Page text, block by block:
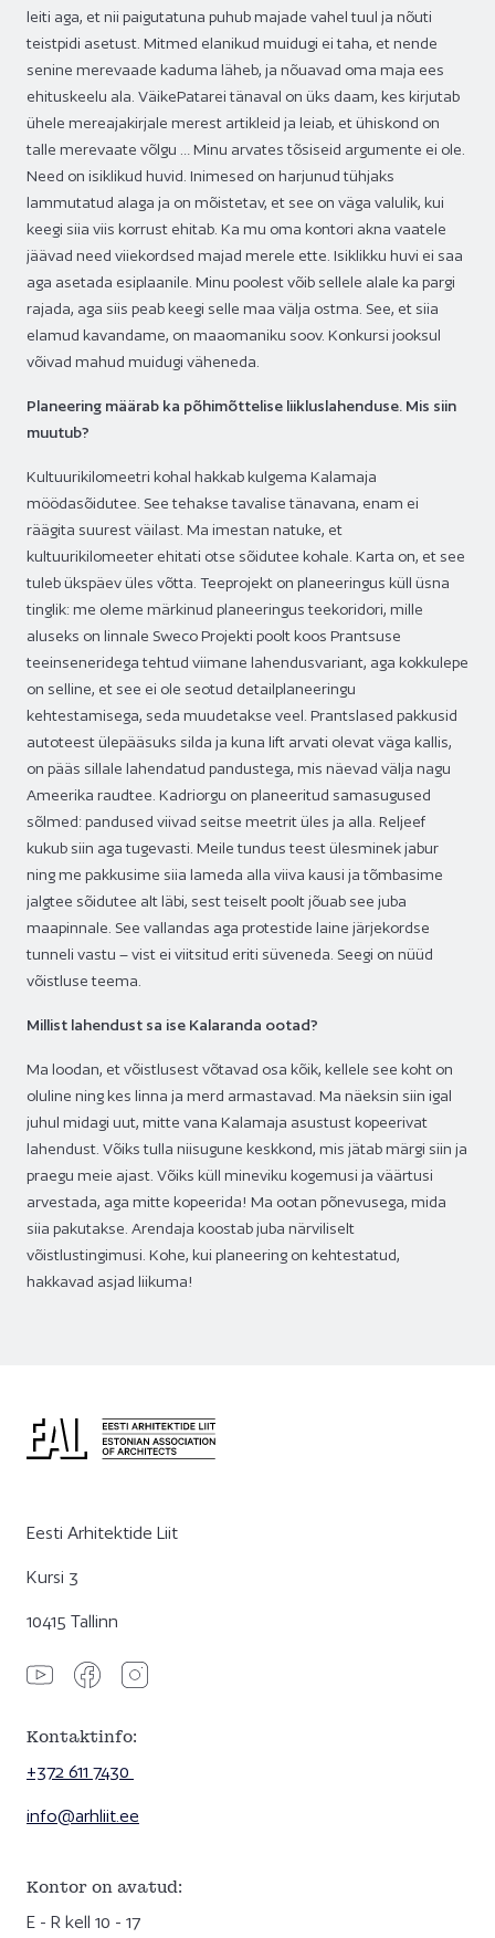
leiti aga, et nii paigutatuna puhub majade vahel tuul ja nõuti
teistpidi asetust. Mitmed elanikud muidugi ei taha, et nende
senine merevaade kaduma läheb, ja nõuavad oma maja ees
ehituskeelu ala. VäikePatarei tänaval on üks daam, kes kirjutab
ühele mereajakirjale merest artikleid ja leiab, et ühiskond on
talle merevaate võlgu … Minu arvates tõsiseid argumente ei ole.
Need on isiklikud huvid. Inimesed on harjunud tühjaks
lammutatud alaga ja on mõistetav, et see on väga valulik, kui
keegi siia viis korrust ehitab. Ka mu oma kontori akna vaatele
jäävad need viiekordsed majad merele ette. Isiklikku huvi ei saa
aga asetada esiplaanile. Minu poolest võib sellele alale ka pargi
rajada, aga siis peab keegi selle maa välja ostma. See, et siia
elamud kavandame, on maaomaniku soov. Konkursi jooksul
võivad mahud muidugi väheneda.
Planeering määrab ka põhimõttelise liikluslahenduse. Mis siin
muutub?
Kultuurikilomeetri kohal hakkab kulgema Kalamaja
möödasõidutee. See tehakse tavalise tänavana, enam ei
räägita suurest väilast. Ma imestan natuke, et
kultuurikilomeeter ehitati otse sõidutee kohale. Karta on, et see
tuleb ükspäev üles võtta. Teeprojekt on planeeringus küll üsna
tinglik: me oleme märkinud planeeringus teekoridori, mille
aluseks on linnale Sweco Projekti poolt koos Prantsuse
teeinseneridega tehtud viimane lahendusvariant, aga kokkulepe
on selline, et see ei ole seotud detailplaneeringu
kehtestamisega, seda muudetakse veel. Prantslased pakkusid
autoteest ülepääsuks silda ja kuna lift arvati olevat väga kallis,
on pääs sillale lahendatud pandustega, mis näevad välja nagu
Ameerika raudtee. Kadriorgu on planeeritud samasugused
sõlmed: pandused viivad seitse meetrit üles ja alla. Reljeef
kukub siin aga tugevasti. Meile tundus teest ülesminek jabur
ning me pakkusime siia lameda alla viiva kausi ja tõmbasime
jalgtee sõidutee alt läbi, sest teiselt poolt jõuab see juba
maapinnale. See vallandas aga protestide laine järjekordse
tunneli vastu – vist ei viitsitud eriti süveneda. Seegi on nüüd
võistluse teema.
Millist lahendust sa ise Kalaranda ootad?
Ma loodan, et võistlusest võtavad osa kõik, kellele see koht on
oluline ning kes linna ja merd armastavad. Ma näeksin siin igal
juhul midagi uut, mitte vana Kalamaja asustust kopeerivat
lahendust. Võiks tulla niisugune keskkond, mis jätab märgi siin ja
praegu meie ajast. Võiks küll mineviku kogemusi ja väärtusi
arvestada, aga mitte kopeerida! Ma ootan põnevusega, mida
siia pakutakse. Arendaja koostab juba närviliselt
võistlustingimusi. Kohe, kui planeering on kehtestatud,
hakkavad asjad liikuma!
Eesti Arhitektide Liit
Kursi 3
10415 Tallinn
Kontaktinfo:
+372 611 7430
info@arhliit.ee
Kontor on avatud:
E - R kell 10 - 17